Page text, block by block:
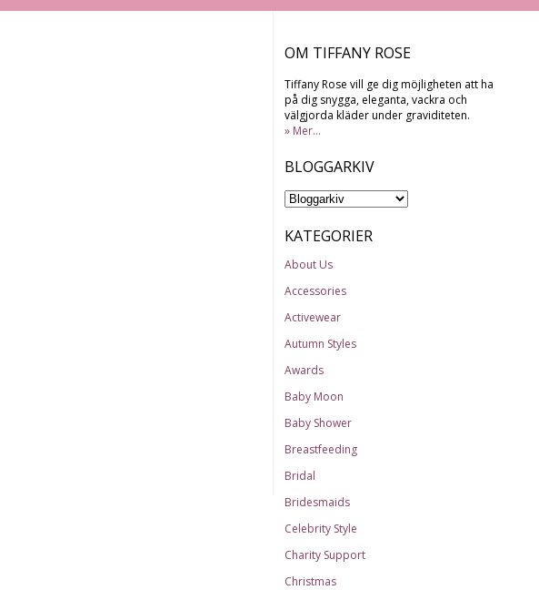
OM TIFFANY ROSE
Tiffany Rose vill ge dig möjligheten att ha
på dig snygga, eleganta, vackra och
välgjorda kläder under graviditeten.
» Mer...
BLOGGARKIV
KATEGORIER
About Us
Accessories
Activewear
Autumn Styles
Awards
Baby Moon
Baby Shower
Breastfeeding
Bridal
Bridesmaids
Celebrity Style
Charity Support
Christmas